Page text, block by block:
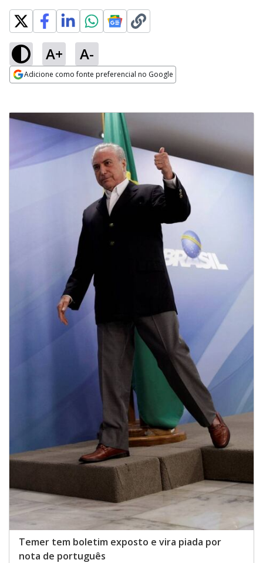
A+ A-
Adicione como fonte preferencial no Google
Temer tem boletim exposto e vira piada por
nota de português